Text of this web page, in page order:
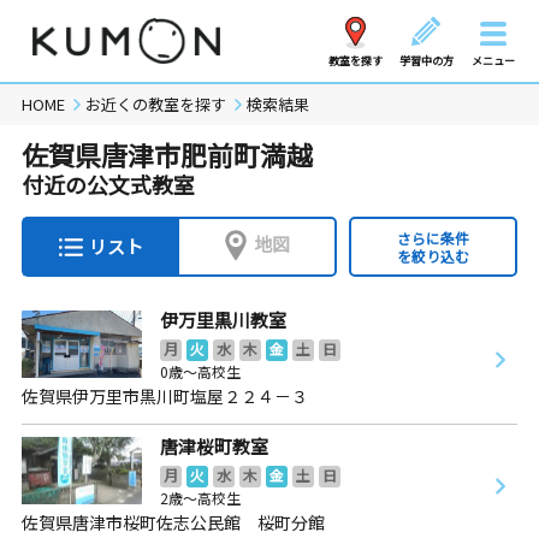
教室を探す 学習中の方 メニュー
HOME お近くの教室を探す 検索結果
佐賀県唐津市肥前町満越
付近の公文式教室
リスト 地図
さらに条件
を絞り込む
伊万里黒川教室
月 火 水 木 金 土
日
0歳～高校生
佐賀県伊万里市黒川町塩屋２２４－３
唐津桜町教室
月 火 水 木 金 土
日
2歳～高校生
佐賀県唐津市桜町佐志公民館 桜町分館